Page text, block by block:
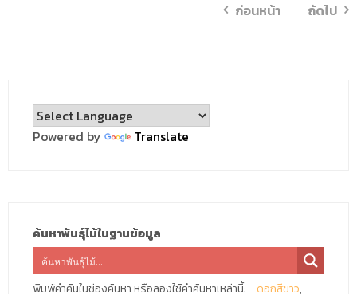
ก่อนหน้า ถัดไป
Powered by Translate
ค้นหาพันธุ์ไม้ในฐานข้อมูล
พิมพ์คำค้นในช่องค้นหา หรือลองใช้คำค้นหาเหล่านี้:
ดอกสีขาว